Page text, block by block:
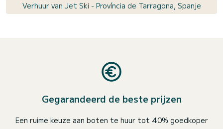
Verhuur van Jet Ski - Província de Tarragona, Spanje
Gegarandeerd de beste prijzen
Een ruime keuze aan boten te huur tot 40% goedkoper